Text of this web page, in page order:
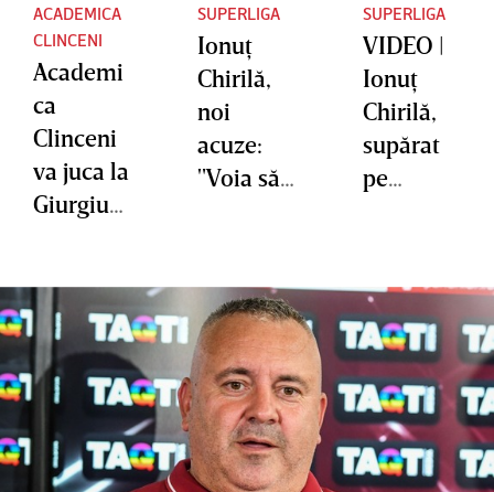
ACADEMICA
CLINCENI
Academi
ca
Clinceni
va juca la
Giurgiu
din acest
an
SUPERLIGA
Ionuţ
Chirilă,
noi
acuze:
"Voia să-
ască
acolo".
VIDEO |
Faza care
l-a făcut
pe
SUPERLIGA
VIDEO |
Ionuţ
Chirilă,
supărat
pe
putem
juca
împotriv
a
arbitrajul
ui. E